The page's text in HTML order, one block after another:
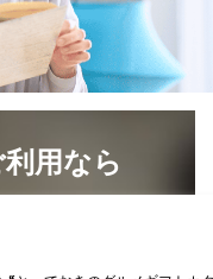
理し､あらかじめ
供することはあり
ために必要がある
とが困難であると
育成の推進のため
人の同意を得るこ
用なら
題！